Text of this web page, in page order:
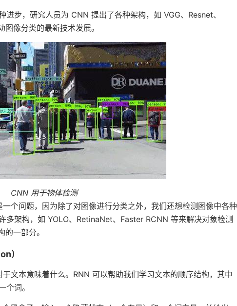
步，研究人员为 CNN 提出了各种架构，如 VGG、Resnet、
像分类的最新技术发展。
CNN 用于物体检测
一个问题，因为除了对图像进行分类之外，我们还想检测图像中各种
多架构，如 YOLO、RetinaNet、Faster RCNN 等来解决对象检测
一部分。
）
文本意味着什么。RNN 可以帮助我们学习文本的顺序结构，其中
个词。